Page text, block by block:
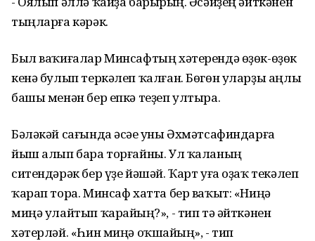
тыңларға кәрәк.
Был ваҡиғалар Минсафтың хәтерендә өҙөк-өҙөк
кенә булып теркәлеп ҡалған. Бөгөн уларҙы аңлы
башы менән бер епкә теҙеп ултыра.
Бәләкәй сағында әсәһе уны Әхмәтсафиндарға
йыш алып бара торғайны. Ул ҡаланың
ситендәрәк бер үҙе йәшәй. Ҡарт уға оҙаҡ текәлеп
ҡарап тора. Минсаф хатта бер ваҡыт: «Ниңә
миңә улайтып ҡарайһың?», - тип тә әйткәнен
хәтерләй. «Һин миңә оҡшайһың», - тип